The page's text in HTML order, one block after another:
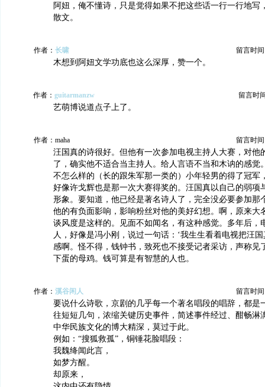
阿妞，俺不懂诗，只是觉得如果不把这些话一行一行地写
散文。
作者： 长啸 留言时间
木想到阿妞文学功底也这么深厚，赞一个。
作者： guitarmanzw 留言时
艺萌博说道点子上了。
作者：maha 留言时间
汪国真的诗很好。但他有一次参加电视主持人大赛，对他
了，确实他不适合当主持人。给人言语不当和木讷的感觉
不怎么样的（长的跟朱军那一类的）小年轻男的得了冠军
好像许戈辉也是那一次大赛得奖的。汪国真以自己的弱项
形象。要知道，他已经是著名诗人了，完全没必要参加那
他的有负面影响，影响粉丝对他的美好幻想。啊，原来大
谈风度是这样的。见面不如闻名，有这种感觉。多年后，
人，好像是冯小刚，说过一句话：‘我生生看着电视把汪
感啊。怪不得，钱钟书，致死也不接受记者采访，声称见
下蛋的母鸡。钱可算是有智慧的人也。
作者： 溪谷闲人 留言时间
要说什么诗歌，京剧的几乎每一个著名唱段的唱辞，都是
往短短几句，浓缩关键历史事件，简述事件经过、酣畅淋
中华民族文化的博大精深，莫过于此。
例如：“搜狐救孤”，铜锤花脸唱段：
我魏绛闻此言，
如梦方醒。
却原来，